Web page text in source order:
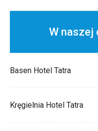
W naszej
Basen Hotel Tatra
Kręgielnia Hotel Tatra